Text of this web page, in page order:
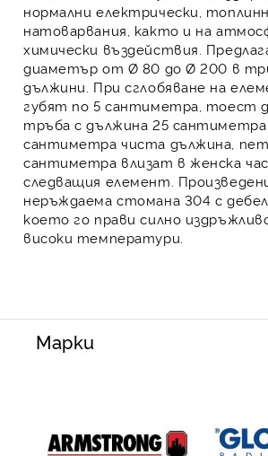
нормални електрически,
натоварвания, както и на
химически въздействия.
диаметър от Ø 80 до Ø 200 в
дължини. При сглобяване на
губят по 5 сантиметра, тоест
тръба с дължина 25 сантиметра
сантиметра чиста дължина,
сантиметра влизат в женска
следващия елемент.
неръждаема стомана 304 с
което го прави силно
високи температури.
Марки